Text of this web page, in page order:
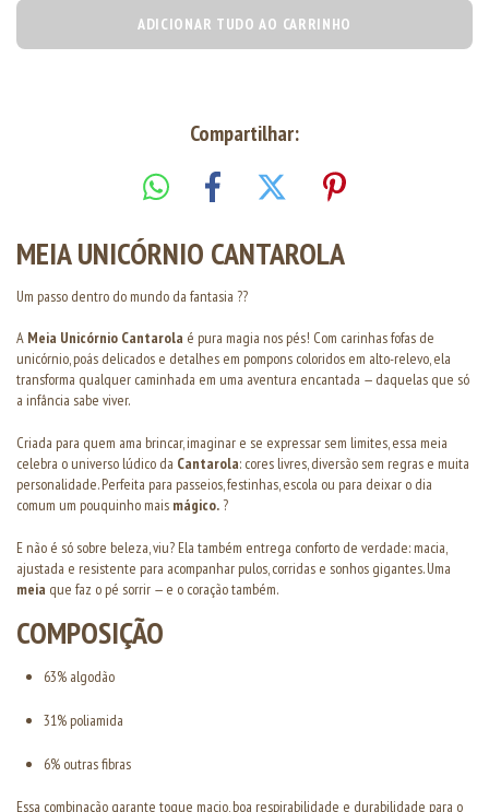
ADICIONAR TUDO AO CARRINHO
Compartilhar:
MEIA UNICÓRNIO CANTAROLA
Um passo dentro do mundo da fantasia ??
A Meia Unicórnio Cantarola é pura magia nos pés! Com carinhas fofas de
unicórnio, poás delicados e detalhes em pompons coloridos em alto-relevo, ela
transforma qualquer caminhada em uma aventura encantada — daquelas que só
a infância sabe viver.
Criada para quem ama brincar, imaginar e se expressar sem limites, essa meia
celebra o universo lúdico da Cantarola: cores livres, diversão sem regras e muita
personalidade. Perfeita para passeios, festinhas, escola ou para deixar o dia
comum um pouquinho mais mágico.?
E não é só sobre beleza, viu? Ela também entrega conforto de verdade: macia,
ajustada e resistente para acompanhar pulos, corridas e sonhos gigantes. Uma
meia que faz o pé sorrir — e o coração também.
COMPOSIÇÃO
63% algodão
31% poliamida
6% outras fibras
Essa combinação garante toque macio, boa respirabilidade e durabilidade para o